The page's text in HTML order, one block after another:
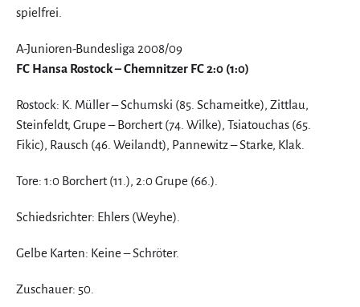
spielfrei.
A-Junioren-Bundesliga 2008/09
FC Hansa Rostock – Chemnitzer FC 2:0 (1:0)
Rostock: K. Müller – Schumski (85. Schameitke), Zittlau,
Steinfeldt, Grupe – Borchert (74. Wilke), Tsiatouchas (65.
Fikic), Rausch (46. Weilandt), Pannewitz – Starke, Klak.
Tore: 1:0 Borchert (11.), 2:0 Grupe (66.).
Schiedsrichter: Ehlers (Weyhe).
Gelbe Karten: Keine – Schröter.
Zuschauer: 50.